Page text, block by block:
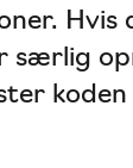
Hvis
særlig
koden